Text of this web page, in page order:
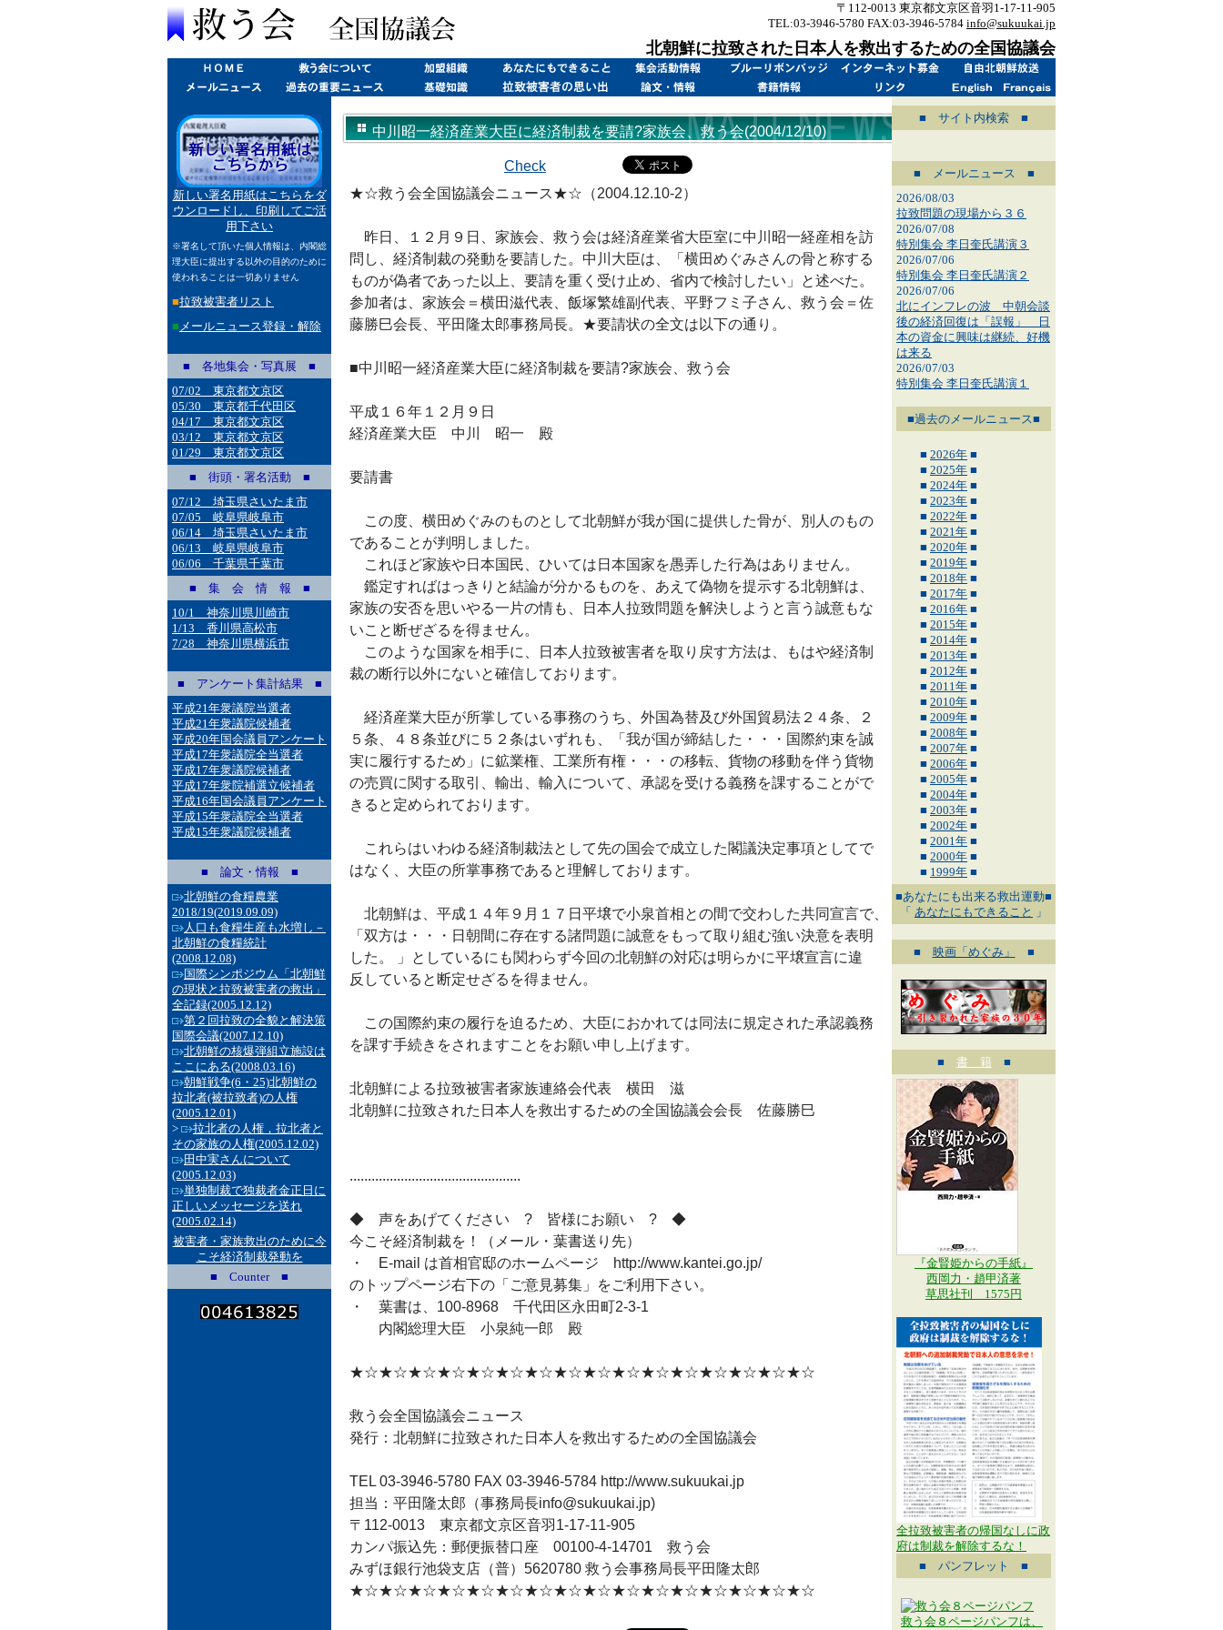
〒112-0013 東京都文京区音羽1-17-11-905
TEL:03-3946-5780 FAX:03-3946-5784 info@sukuukai.jp
北朝鮮に拉致された日本人を救出するための全国協議会
新しい署名用紙はこちらをダ
ウンロードし、印刷してご活
用下さい
※署名して頂いた個人情報は、内閣総
理大臣に提出する以外の目的のために
使われることは一切ありません
■拉致被害者リスト
■ メールニュース登録・解除
■ 各地集会・写真展 ■
07/02 東京都文京区
05/30 東京都千代田区
04/17 東京都文京区
03/12 東京都文京区
01/29 東京都文京区
■ 街頭・署名活動 ■
07/12 埼玉県さいたま市
07/05 岐阜県岐阜市
06/14 埼玉県さいたま市
06/13 岐阜県岐阜市
06/06 千葉県千葉市
■ 集 会 情 報 ■
10/1 神奈川県川崎市
1/13 香川県高松市
7/28 神奈川県横浜市
■ アンケート集計結果 ■
平成21年衆議院当選者
平成21年衆議院候補者
平成20年国会議員アンケート
平成17年衆議院全当選者
平成17年衆議院候補者
平成17年衆院補選立候補者
平成16年国会議員アンケート
平成15年衆議院全当選者
平成15年衆議院候補者
■ 論文・情報 ■
北朝鮮の食糧農業
2018/19(2019.09.09)
人口も食糧生産も水増し－
北朝鮮の食糧統計
(2008.12.08)
国際シンポジウム「北朝鮮
の現状と拉致被害者の救出」
全記録(2005.12.12)
第２回拉致の全貌と解決策
国際会議(2007.12.10)
北朝鮮の核爆弾組立施設は
ここにある(2008.03.16)
朝鮮戦争(6・25)北朝鮮の
拉北者(被拉致者)の人権
(2005.12.01)
>
拉北者の人権，拉北者と
その家族の人権(2005.12.02)
田中実さんについて
(2005.12.03)
単独制裁で独裁者金正日に
正しいメッセージを送れ
(2005.02.14)
被害者・家族救出のために今
こそ経済制裁発動を
■ Counter ■
中川昭一経済産業大臣に経済制裁を要請?家族会、救う会(2004/12/10)
Check
★☆救う会全国協議会ニュース★☆（2004.12.10-2）
昨日、１２月９日、家族会、救う会は経済産業省大臣室に中川昭一経産相を訪
問し、経済制裁の発動を要請した。中川大臣は、「横田めぐみさんの骨と称する
ものが偽者であった以上、要請を重く受け止め、省内で検討したい」と述べた。
参加者は、家族会＝横田滋代表、飯塚繁雄副代表、平野フミ子さん、救う会＝佐
藤勝巳会長、平田隆太郎事務局長。★要請状の全文は以下の通り。
■中川昭一経済産業大臣に経済制裁を要請?家族会、救う会
平成１６年１２月９日
経済産業大臣 中川 昭一 殿
要請書
この度、横田めぐみのものとして北朝鮮が我が国に提供した骨が、別人のもの
であることが判明しました。
これほど家族や日本国民、ひいては日本国家を愚弄した行為はありません。
鑑定すればはっきりと結論が分かるものを、あえて偽物を提示する北朝鮮は、
家族の安否を思いやる一片の情も、日本人拉致問題を解決しようと言う誠意もな
いこと断ぜざるを得ません。
このような国家を相手に、日本人拉致被害者を取り戻す方法は、もはや経済制
裁の断行以外にないと確信しております。
経済産業大臣が所掌している事務のうち、外国為替及び外国貿易法２４条、２
５条、４８条並びに５２条はいずれも、「我が国が締結した・・・国際約束を誠
実に履行するため」に鉱業権、工業所有権・・・の移転、貨物の移動を伴う貨物
の売買に関する取引、輸出、輸入について、承認を受ける義務を課することがで
きると定められております。
これらはいわゆる経済制裁法として先の国会で成立した閣議決定事項としてで
はなく、大臣の所掌事務であると理解しております。
北朝鮮は、平成１４年９月１７日平壌で小泉首相との間で交わした共同宣言で、
「双方は・・・日朝間に存在する諸問題に誠意をもって取り組む強い決意を表明
した。 」としているにも関わらず今回の北朝鮮の対応は明らかに平壌宣言に違
反していると断定せざるを得ません。
この国際約束の履行を迫るため、大臣におかれては同法に規定された承認義務
を課す手続きをされますことをお願い申し上げます。
北朝鮮による拉致被害者家族連絡会代表 横田 滋
北朝鮮に拉致された日本人を救出するための全国協議会会長 佐藤勝巳
...............................................
◆ 声をあげてください ? 皆様にお願い ? ◆
今こそ経済制裁を！（メール・葉書送り先）
・ E-mail は首相官邸のホームページ http://www.kantei.go.jp/
のトップページ右下の「ご意見募集」をご利用下さい。
・ 葉書は、100-8968 千代田区永田町2-3-1
内閣総理大臣 小泉純一郎 殿
★☆★☆★☆★☆★☆★☆★☆★☆★☆★☆★☆★☆★☆★☆★☆★☆
救う会全国協議会ニュース
発行：北朝鮮に拉致された日本人を救出するための全国協議会
TEL 03-3946-5780 FAX 03-3946-5784 http://www.sukuukai.jp
担当：平田隆太郎（事務局長info@sukuukai.jp)
〒112-0013 東京都文京区音羽1-17-11-905
カンパ振込先：郵便振替口座 00100-4-14701 救う会
みずほ銀行池袋支店（普）5620780 救う会事務局長平田隆太郎
★☆★☆★☆★☆★☆★☆★☆★☆★☆★☆★☆★☆★☆★☆★☆★☆
■ サイト内検索 ■
■ メールニュース ■
2026/08/03
拉致問題の現場から３６
2026/07/08
特別集会 李日奎氏講演３
2026/07/06
特別集会 李日奎氏講演２
2026/07/06
北にインフレの波 中朝会談
後の経済回復は「誤報」 日
本の資金に興味は継続、好機
は来る
2026/07/03
特別集会 李日奎氏講演１
■過去のメールニュース■
■ 2026年 ■
■ 2025年 ■
■ 2024年 ■
■ 2023年 ■
■ 2022年 ■
■ 2021年 ■
■ 2020年 ■
■ 2019年 ■
■ 2018年 ■
■ 2017年 ■
■ 2016年 ■
■ 2015年 ■
■ 2014年 ■
■ 2013年 ■
■ 2012年 ■
■ 2011年 ■
■ 2010年 ■
■ 2009年 ■
■ 2008年 ■
■ 2007年 ■
■ 2006年 ■
■ 2005年 ■
■ 2004年 ■
■ 2003年 ■
■ 2002年 ■
■ 2001年 ■
■ 2000年 ■
■ 1999年 ■
■あなたにも出来る救出運動■
「 あなたにもできること 」
■ 映画「めぐみ」 ■
■ 書 籍 ■
『金賢姫からの手紙』
西岡力・趙甲済著
草思社刊 1575円
全拉致被害者の帰国なしに政
府は制裁を解除するな！
■ パンフレット ■
救う会８ページパンフは、